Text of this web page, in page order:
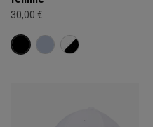
30,00 €